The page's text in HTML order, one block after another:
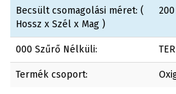
Becsült csomagolási méret: (
Hossz x Szél x Mag )
000 Szűrő Nélküli:
Termék csoport: